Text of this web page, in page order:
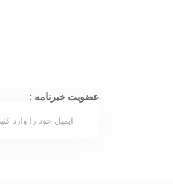
عضویت خبرنامه :